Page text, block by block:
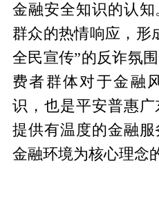
金融安全知识的认
群众的热情响应，形
全民宣传”的反诈氛
费者群体对于金融
识，也是平安普惠
提供有温度的金融
金融环境为核心理念